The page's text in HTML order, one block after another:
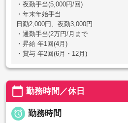
・夜勤手当(5,000円/回)
・年末年始手当
日勤2,000円、夜勤3,000円
・通勤手当(2万円/月まで
・昇給 年1回(4月)
・賞与 年2回(6月・12月)
calendar_today 勤務時間／休日
 勤務時間